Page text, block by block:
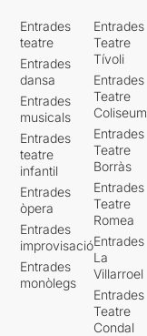
Entrades
teatre
Entrades
dansa
Entrades
musicals
Entrades
teatre
infantil
Entrades
òpera
Entrades
improvisació
Entrades
monòlegs
Entrades
Teatre
Tívoli
Entrades
Teatre
Coliseum
Entrades
Teatre
Borràs
Entrades
Teatre
Romea
Entrades
La
Villarroel
Entrades
Teatre
Condal